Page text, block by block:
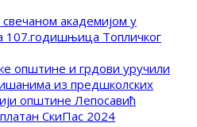
академијом у
107.годишњица Топличког
општине и грдови уручили
из предшколских
општине Лепосавић
СкиПас 2024